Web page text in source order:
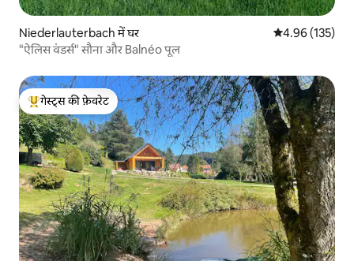
Niederlauterbach में घर औसत रेटिंग 5 में से
4.96 (135)
"ऐलिस वंडर्स" सौना और Balnéo पूल
गेस्ट्स का टॉप फ़ेवरेट
गेस्ट्स की फ़ेवरेट